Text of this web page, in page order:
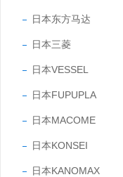
日本东方马达
日本三菱
日本VESSEL
日本FUPUPLA
日本MACOME
日本KONSEI
日本KANOMAX